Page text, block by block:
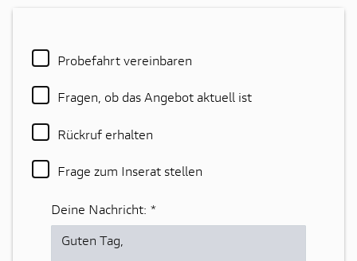
Probefahrt vereinbaren
Fragen, ob das Angebot aktuell ist
Rückruf erhalten
Frage zum Inserat stellen
Deine Nachricht: *